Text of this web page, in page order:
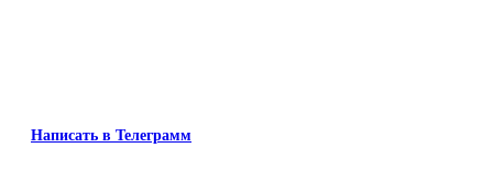
Написать в Телеграмм